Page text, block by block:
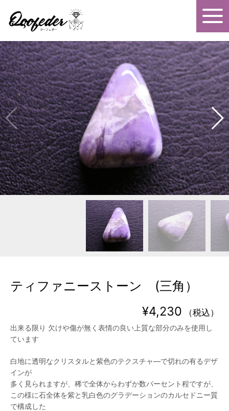
ティファニーストーン (三角）
¥4,230 （税込）
出来る限り 欠けや傷が無く表情の良い上質な部分のみを使用し
ています
白地に透明なクリスタルと紫色のテクスチャ―で切れの有るデザ
インが
多く見られますが、稀で全体からわずか数パーセント程ですが、
この様に石全体を紫と乳白色のグラデーションのカルセドニー質
で構成した